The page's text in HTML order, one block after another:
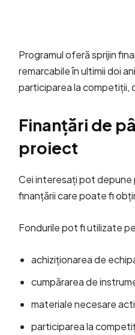
Programul oferă sprijin
remarcabile în ultimii doi
participarea la competiții,
Finanțări de
proiect
Cei interesați pot depune
finanțării care poate fi
Fondurile pot fi utilizate
achiziționarea de
cumpărarea de
materiale necesare
participarea la